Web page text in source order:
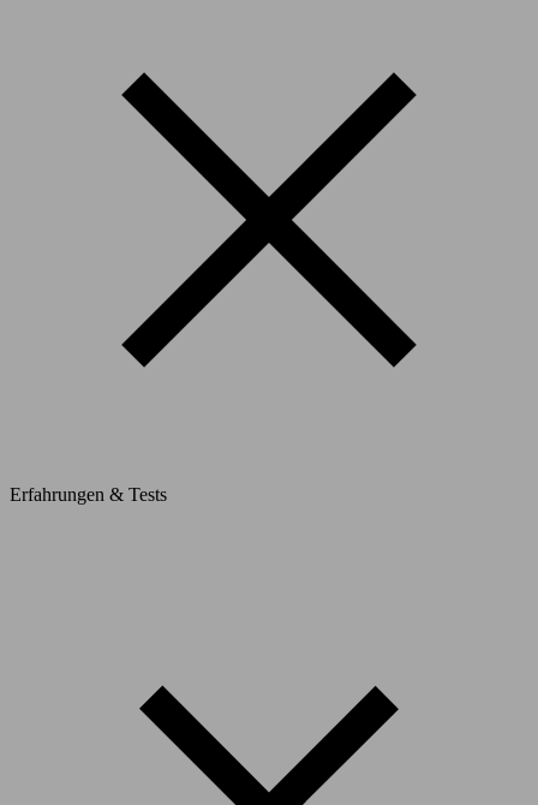
Erfahrungen & Tests